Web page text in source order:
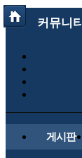
커뮤니티
게시판